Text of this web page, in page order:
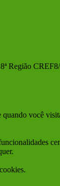
Região
você